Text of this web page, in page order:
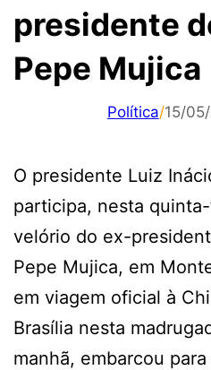
presidente
Pepe Mujica
Política/15/
O presidente Luiz
participa, nesta
velório do ex-
Pepe Mujica, em
em viagem oficial à
Brasília nesta
manhã, embarcou